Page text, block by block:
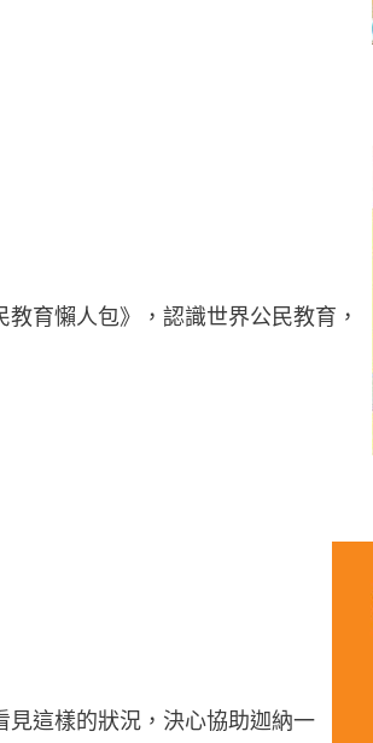
育懶人包》，認識世界公民教育，
這樣的狀況，決心協助迦納一